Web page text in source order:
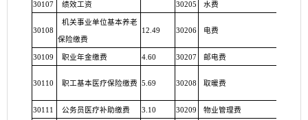
30107 绩效工资 30205 水费
30108
机关事业单位基本养老
保险缴费
12.49 30206 电费
30109 职业年金缴费 4.60 30207 邮电费
30110 职工基本医疗保险缴费 5.69 30208 取暖费
30111 公务员医疗补助缴费 3.10 30209 物业管理费